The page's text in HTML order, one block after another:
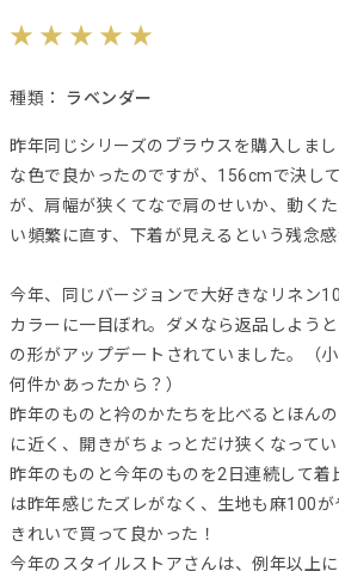
種類： ラベンダー
昨年同じシリーズのブラウスを購入しま
な色で良かったのですが、156cmで決し
が、肩幅が狭くてなで肩のせいか、動く
い頻繁に直す、下着が見えるという残念感
今年、同じバージョンで大好きなリネン
カラーに一目ぼれ。ダメなら返品しよう
の形がアップデートされていました。（
何件かあったから？）
昨年のものと衿のかたちを比べるとほん
に近く、開きがちょっとだけ狭くなってい
昨年のものと今年のものを2日連続して着
は昨年感じたズレがなく、生地も麻100
きれいで買って良かった！
今年のスタイルストアさんは、例年以上